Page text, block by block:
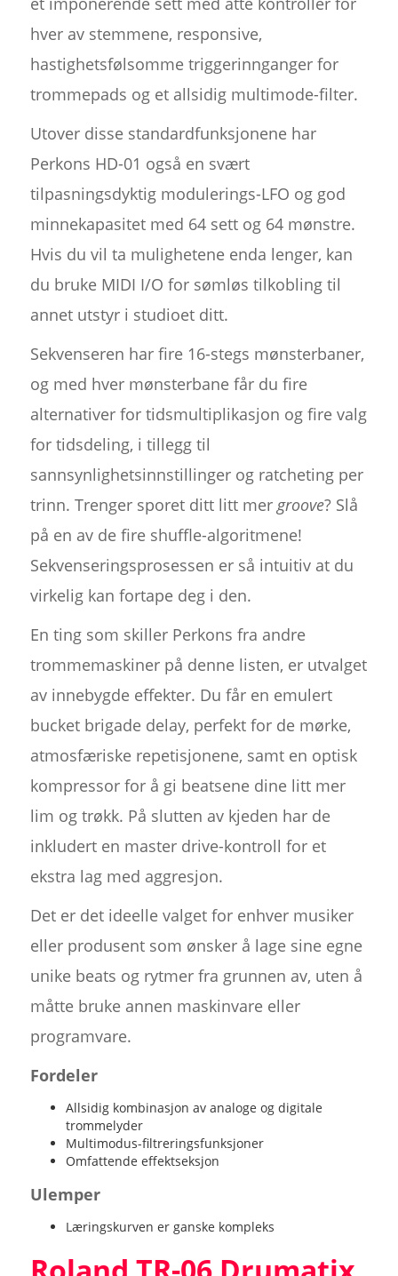
hver av stemmene, responsive,
hastighetsfølsomme triggerinnganger for
trommepads og et allsidig multimode-filter.
Utover disse standardfunksjonene har
Perkons HD-01 også en svært
tilpasningsdyktig modulerings-LFO og god
minnekapasitet med 64 sett og 64 mønstre.
Hvis du vil ta mulighetene enda lenger, kan
du bruke MIDI I/O for sømløs tilkobling til
annet utstyr i studioet ditt.
Sekvenseren har fire 16-stegs mønsterbaner,
og med hver mønsterbane får du fire
alternativer for tidsmultiplikasjon og fire valg
for tidsdeling, i tillegg til
sannsynlighetsinnstillinger og ratcheting per
trinn. Trenger sporet ditt litt mer groove? Slå
på en av de fire shuffle-algoritmene!
Sekvenseringsprosessen er så intuitiv at du
virkelig kan fortape deg i den.
En ting som skiller Perkons fra andre
trommemaskiner på denne listen, er utvalget
av innebygde effekter. Du får en emulert
bucket brigade delay, perfekt for de mørke,
atmosfæriske repetisjonene, samt en optisk
kompressor for å gi beatsene dine litt mer
lim og trøkk. På slutten av kjeden har de
inkludert en master drive-kontroll for et
ekstra lag med aggresjon.
Det er det ideelle valget for enhver musiker
eller produsent som ønsker å lage sine egne
unike beats og rytmer fra grunnen av, uten å
måtte bruke annen maskinvare eller
programvare.
Fordeler
Allsidig kombinasjon av analoge og digitale
trommelyder
Multimodus-filtreringsfunksjoner
Omfattende effektseksjon
Ulemper
Læringskurven er ganske kompleks